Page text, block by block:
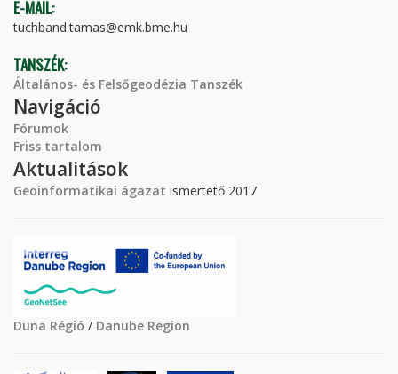
E-MAIL:
tuchband.tamas@emk.bme.hu
TANSZÉK:
Általános- és Felsőgeodézia Tanszék
Navigáció
Fórumok
Friss tartalom
Aktualitások
Geoinformatikai ágazat ismertető 2017
Duna Régió / Danube Region